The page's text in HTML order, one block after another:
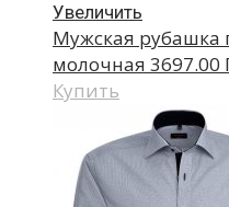
Увеличить
Мужская рубашка
молочная 3697.00
Купить